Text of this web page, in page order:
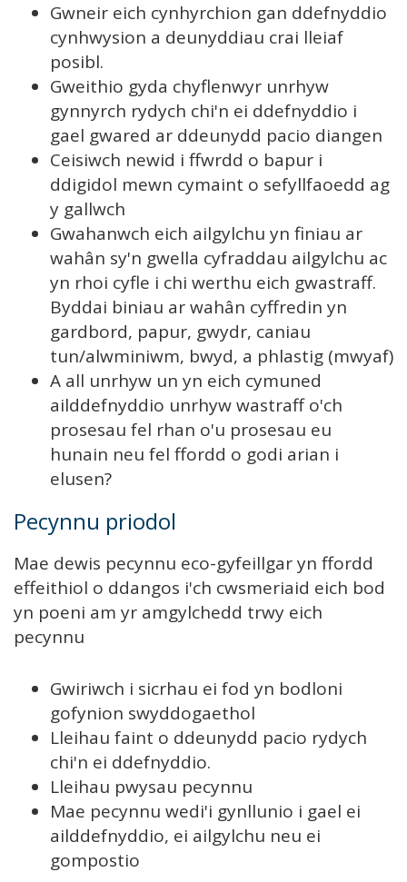
Gwneir eich cynhyrchion gan ddefnyddio
cynhwysion a deunyddiau crai lleiaf
posibl.
Gweithio gyda chyflenwyr unrhyw
gynnyrch rydych chi'n ei ddefnyddio i
gael gwared ar ddeunydd pacio diangen
Ceisiwch newid i ffwrdd o bapur i
ddigidol mewn cymaint o sefyllfaoedd ag
y gallwch
Gwahanwch eich ailgylchu yn finiau ar
wahân sy'n gwella cyfraddau ailgylchu ac
yn rhoi cyfle i chi werthu eich gwastraff.
Byddai biniau ar wahân cyffredin yn
gardbord, papur, gwydr, caniau
tun/alwminiwm, bwyd, a phlastig (mwyaf)
A all unrhyw un yn eich cymuned
ailddefnyddio unrhyw wastraff o'ch
prosesau fel rhan o'u prosesau eu
hunain neu fel ffordd o godi arian i
elusen?
Pecynnu priodol
Mae dewis pecynnu eco-gyfeillgar yn ffordd
effeithiol o ddangos i'ch cwsmeriaid eich bod
yn poeni am yr amgylchedd trwy eich
pecynnu
Gwiriwch i sicrhau ei fod yn bodloni
gofynion swyddogaethol
Lleihau faint o ddeunydd pacio rydych
chi'n ei ddefnyddio.
Lleihau pwysau pecynnu
Mae pecynnu wedi'i gynllunio i gael ei
ailddefnyddio, ei ailgylchu neu ei
gompostio